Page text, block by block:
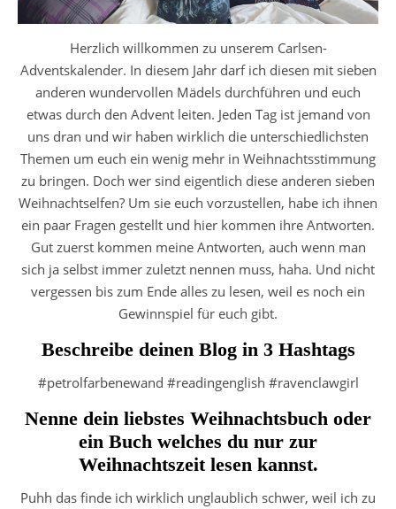
Herzlich willkommen zu unserem Carlsen-
Adventskalender. In diesem Jahr darf ich diesen mit sieben
anderen wundervollen Mädels durchführen und euch
etwas durch den Advent leiten. Jeden Tag ist jemand von
uns dran und wir haben wirklich die unterschiedlichsten
Themen um euch ein wenig mehr in Weihnachtsstimmung
zu bringen. Doch wer sind eigentlich diese anderen sieben
Weihnachtselfen? Um sie euch vorzustellen, habe ich ihnen
ein paar Fragen gestellt und hier kommen ihre Antworten.
Gut zuerst kommen meine Antworten, auch wenn man
sich ja selbst immer zuletzt nennen muss, haha. Und nicht
vergessen bis zum Ende alles zu lesen, weil es noch ein
Gewinnspiel für euch gibt.
Beschreibe deinen Blog in 3 Hashtags
#petrolfarbenewand #readingenglish #ravenclawgirl
Nenne dein liebstes Weihnachtsbuch oder
ein Buch welches du nur zur
Weihnachtszeit lesen kannst.
Puhh das finde ich wirklich unglaublich schwer, weil ich zu